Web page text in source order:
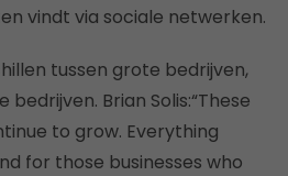
vindt via sociale netwerken.
tussen grote bedrijven,
Brian Solis:“These
to grow. Everything
for those businesses who